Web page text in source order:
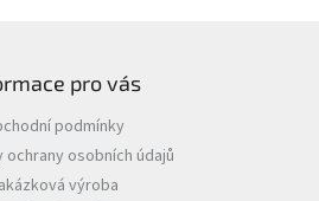
pro vás
podmínky
ochrany osobních údajů
výroba